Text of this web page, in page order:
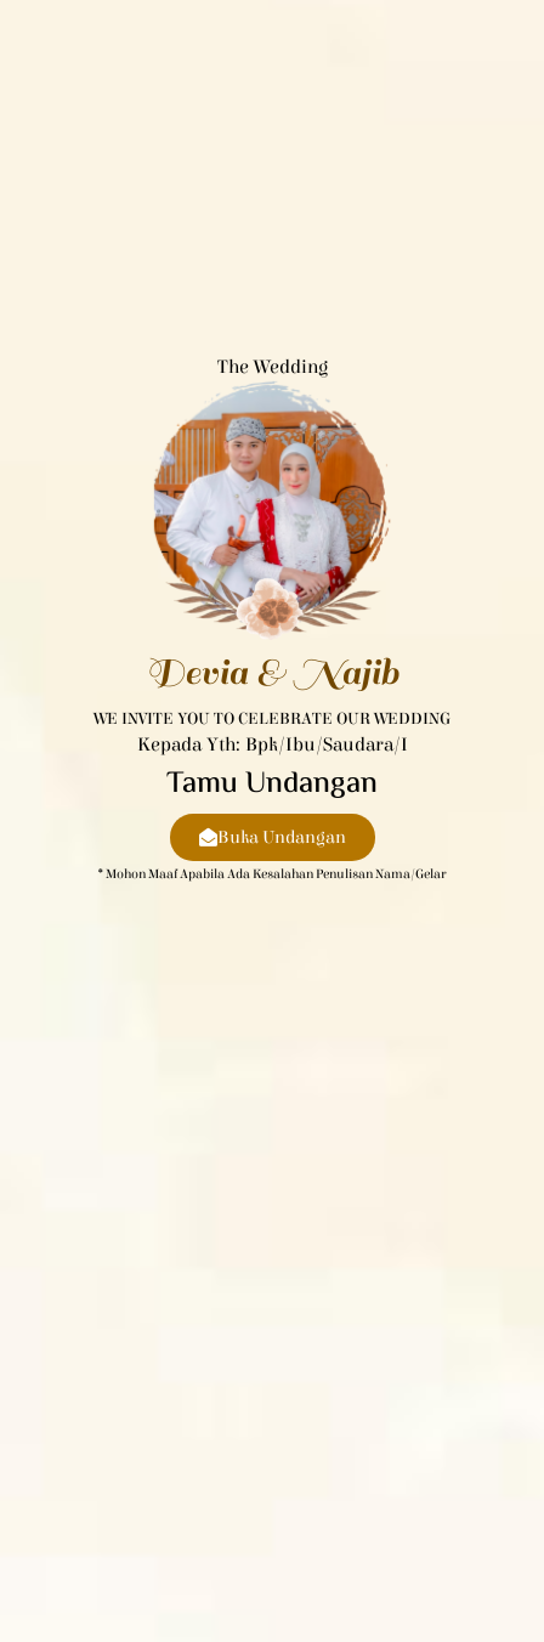
The Wedding
Devia & Najib
WE INVITE YOU TO CELEBRATE OUR WEDDING
Kepada Yth: Bpk/Ibu/Saudara/i
Tamu Undangan
Buka Undangan
* Mohon Maaf Apabila Ada Kesalahan Penulisan Nama/gelar